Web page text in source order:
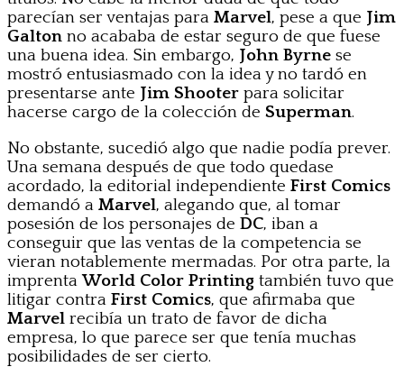
parecían ser ventajas para Marvel, pese a que Jim
Galton no acababa de estar seguro de que fuese
una buena idea. Sin embargo, John Byrne se
mostró entusiasmado con la idea y no tardó en
presentarse ante Jim Shooter para solicitar
hacerse cargo de la colección de Superman.
No obstante, sucedió algo que nadie podía prever.
Una semana después de que todo quedase
acordado, la editorial independiente First Comics
demandó a Marvel, alegando que, al tomar
posesión de los personajes de DC, iban a
conseguir que las ventas de la competencia se
vieran notablemente mermadas. Por otra parte, la
imprentaWorld Color Printing también tuvo que
litigar contra First Comics, que afirmaba que
Marvel recibía un trato de favor de dicha
empresa, lo que parece ser que tenía muchas
posibilidades de ser cierto.